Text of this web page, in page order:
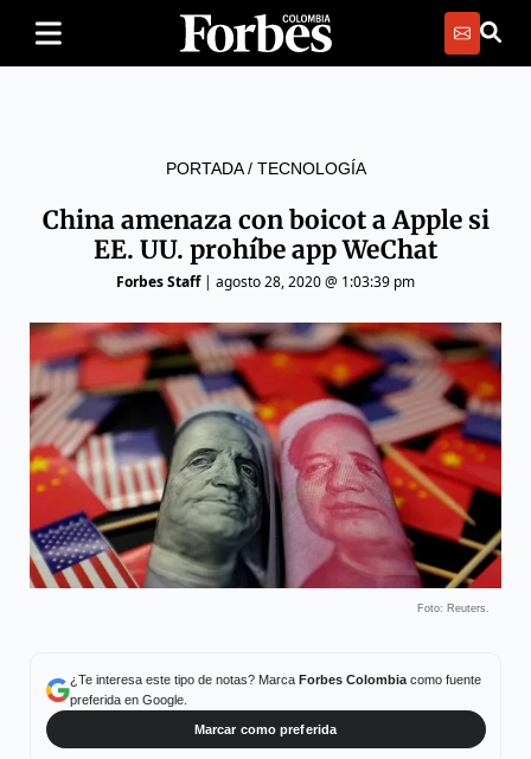
PORTADA/ TECNOLOGÍA
China amenaza con boicot a Apple si
EE. UU. prohíbe app WeChat
Forbes Staff| agosto 28, 2020 @ 1:03:39 pm
Foto: Reuters.
¿Te interesa este tipo de notas? Marca Forbes Colombiacomo fuente
preferida en Google.
Marcar como preferida